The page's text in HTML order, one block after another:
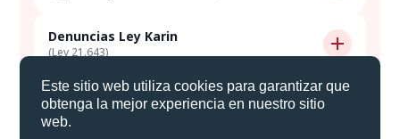
Denuncias Ley Karin
(Ley 21.643)
Denuncia por uso indebido de licencias
médicas
(Circular SUSESO N° 3895)
Este sitio web utiliza cookies para garantizar que
obtenga la mejor experiencia en nuestro sitio
web.